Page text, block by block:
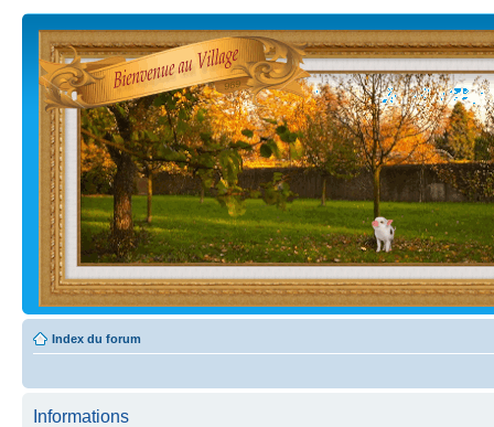
Index du forum
Informations